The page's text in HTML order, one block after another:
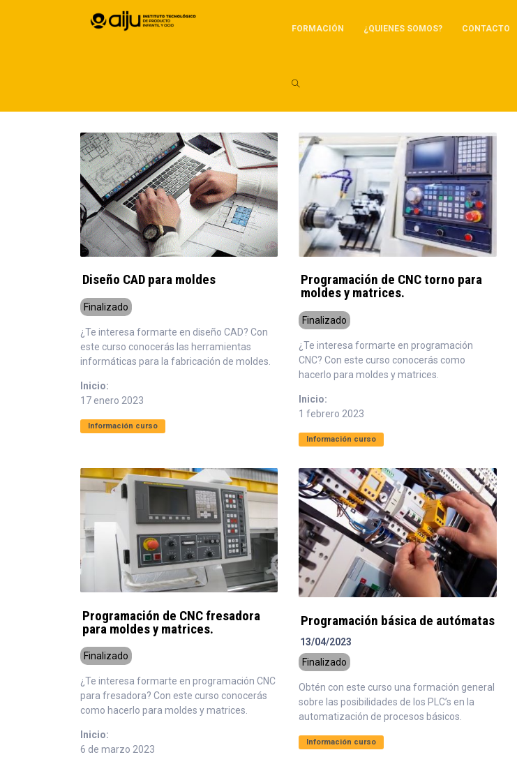
FORMACIÓN ¿QUIENES SOMOS? CONTACTO
Diseño CAD para moldes
Finalizado
¿Te interesa formarte en diseño CAD? Con
este curso conocerás las herramientas
informáticas para la fabricación de moldes.
Inicio:
17 enero 2023
Información curso
Programación de CNC torno para
moldes y matrices.
Finalizado
¿Te interesa formarte en programación
CNC? Con este curso conocerás como
hacerlo para moldes y matrices.
Inicio:
1 febrero 2023
Información curso
Programación de CNC fresadora
para moldes y matrices.
Finalizado
¿Te interesa formarte en programación CNC
para fresadora? Con este curso conocerás
como hacerlo para moldes y matrices.
Inicio:
6 de marzo 2023
Programación básica de autómatas
13/04/2023
Finalizado
Obtén con este curso una formación general
sobre las posibilidades de los PLC’s en la
automatización de procesos básicos.
Información curso